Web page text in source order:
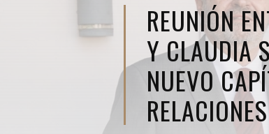
REUNIÓN
Y CLAUDIA
NUEVO